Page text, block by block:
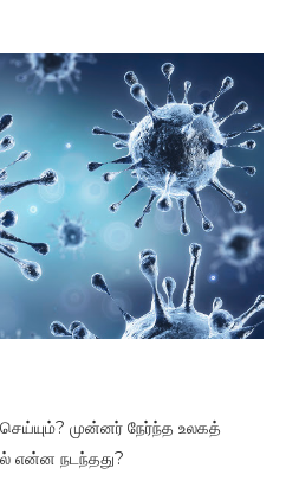
முன்னர் நேர்ந்த உலகத்
என்ன நடந்தது?